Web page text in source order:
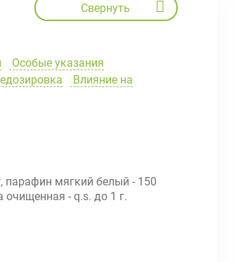
Свернуть
Особые указания
Влияние на
парафин мягкий белый - 150
очищенная - q.s. до 1 г.